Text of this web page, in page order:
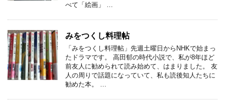
べて「絵画」 …
みをつくし料理帖
「みをつくし料理帖」先週土曜日からNHKで始まっ
たドラマです。 高田郁の時代小説で、私が8年ほど
前友人に勧められて読み始めて、はまりました。 友
人の周りで話題になっていて、私も読後知人たちに
勧めた本。 …